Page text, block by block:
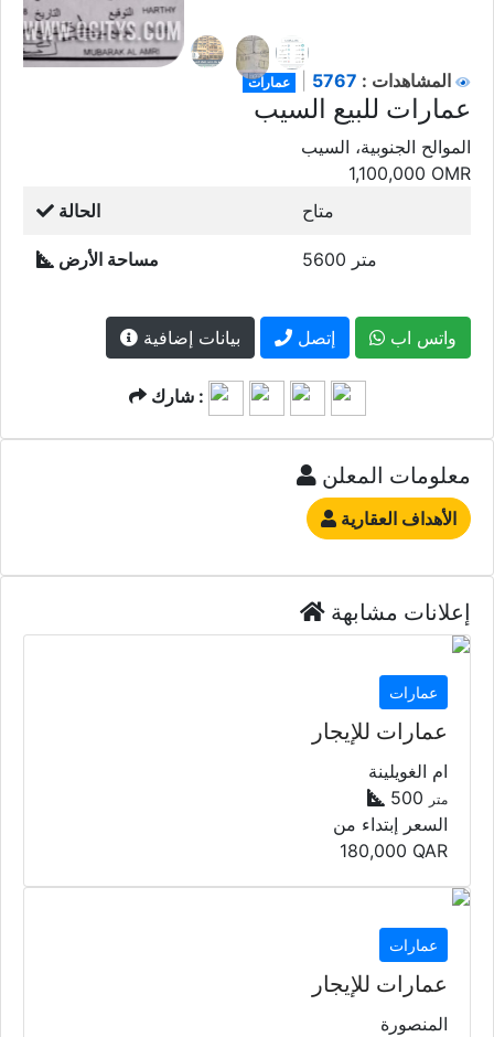
عمارات المشاهدات :
الموالح الجنوبية، السيب
1,100,000 OMR
الحالة
متاح
مساحة الأرض 5600 متر
بيانات إضافية إتصل واتس اب
شارك :
معلومات المعلن
الأهداف العقارية
إعلانات مشابهة
عمارات
عمارات للإيجار
ام الغويلينة
500
متر
السعر إبتداء من
180,000 QAR
عمارات
عمارات للإيجار
المنصورة